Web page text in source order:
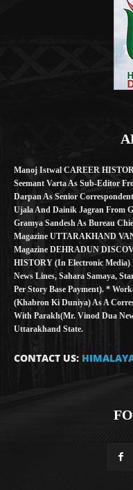
Manoj Istwal CAREER
Seemant Varta As Sub-Editor
Darpan As Senior
Ujala And Dainik Jagran From
Gramya Sandesh As Bureau
Magazine UTTARAKHAND
Magazine DEHRADUN
HISTORY (in Electronic
News Lines, Sahara Samaya,
Per Story Base Payment). *
(Khabron Ki Duniya) As A
With Parakh(Mr. Vinod Dua
Uttarakhand State.
CONTACT US: